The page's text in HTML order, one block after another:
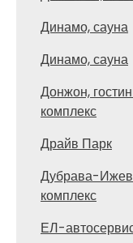
Динамо, сауна
Динамо, сауна
Донжон,
комплекс
Драйв Парк
Дубрава-
комплекс
ЕЛ-